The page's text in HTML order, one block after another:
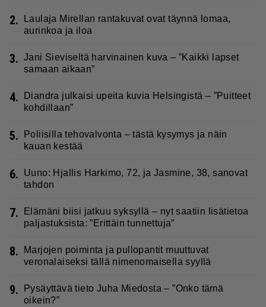
2.
Laulaja Mirellan rantakuvat ovat täynnä lomaa,
aurinkoa ja iloa
3. Jani Sieviseltä harvinainen kuva – ”Kaikki lapset
samaan aikaan”
4.
Diandra julkaisi upeita kuvia Helsingistä – ”Puitteet
kohdillaan”
5.
Poliisilla tehovalvonta – tästä kysymys ja näin
kauan kestää
6.
Uuno: Hjallis Harkimo, 72, ja Jasmine, 38, sanovat
tahdon
7.
Elämäni biisi jatkuu syksyllä – nyt saatiin lisätietoa
paljastuksista: ”Erittäin tunnettuja”
8.
Marjojen poiminta ja pullopantit muuttuvat
veronalaiseksi tällä nimenomaisella syyllä
9.
Pysäyttävä tieto Juha Miedosta – ”Onko tämä
oikein?”